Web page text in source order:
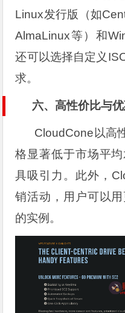
Linux发行版（如
AlmaLinux等）和
还可以选择自定义
求。
六、高性价比与
CloudCone以高
格显著低于市场平
具吸引力。此外，
销活动，用户可以
的实例。